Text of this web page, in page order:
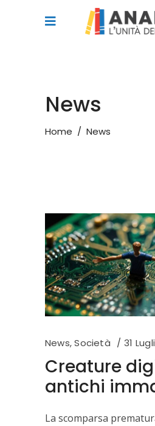
News
Home / News
News,Società 31
Creature
antichi
La scomparsa